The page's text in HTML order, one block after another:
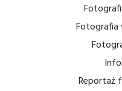
Fotografia
Reportaż